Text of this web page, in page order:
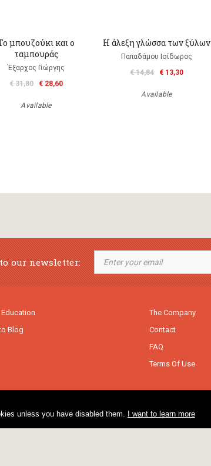
unless you have disabled them. I want to learn more
μπουζούκι και ο
ταμπουράς
Έξαρχος Γιώργης
€ 31,80
€ 28,60
Available
Η άλεξη γλώσσα των ξύλων
Παπαδάμου Ισίδωρος
€ 14,84
€ 13,30
Available
our newsletter:
Blog
The Company
Contact
FAQ
Terms Of Use